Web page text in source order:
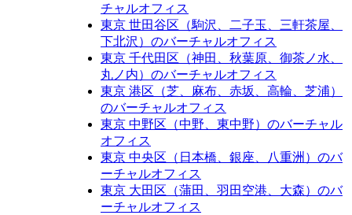
チャルオフィス
東京 世田谷区（駒沢、二子玉、三軒茶屋、
下北沢）のバーチャルオフィス
東京 千代田区（神田、秋葉原、御茶ノ水、
丸ノ内）のバーチャルオフィス
東京 港区​（芝、麻布、赤坂、高輪、芝浦）
のバーチャルオフィス
東京 中野区（中野、東中野）のバーチャル
オフィス
東京 中央区（日本橋、銀座、八重洲）のバ
ーチャルオフィス
東京 大田区（蒲田、羽田空港、大森）のバ
ーチャルオフィス